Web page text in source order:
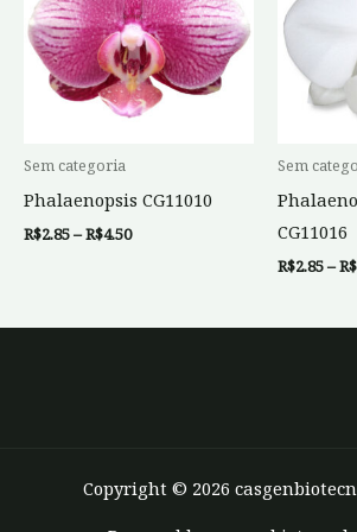
Sem categoria
Phalaenopsis CG11010
R$2.85–R$4.50
R$4.50
várias
variantes.
escolhidas
na
Sem
CG11016
R$2.85–R$
várias
página
Copyright © 2026